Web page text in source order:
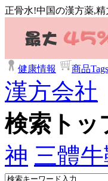
正骨水!中国の漢方薬,
健康情報 商品Tags
漢方会社
検索トッ
神 三體